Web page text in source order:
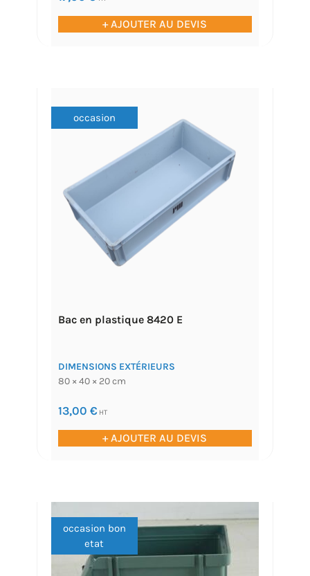
+ AJOUTER AU DEVIS
occasion
Bac en plastique 8420 E
DIMENSIONS EXTÉRIEURS
80 × 40 × 20 cm
13,00 € HT
+ AJOUTER AU DEVIS
occasion bon
etat